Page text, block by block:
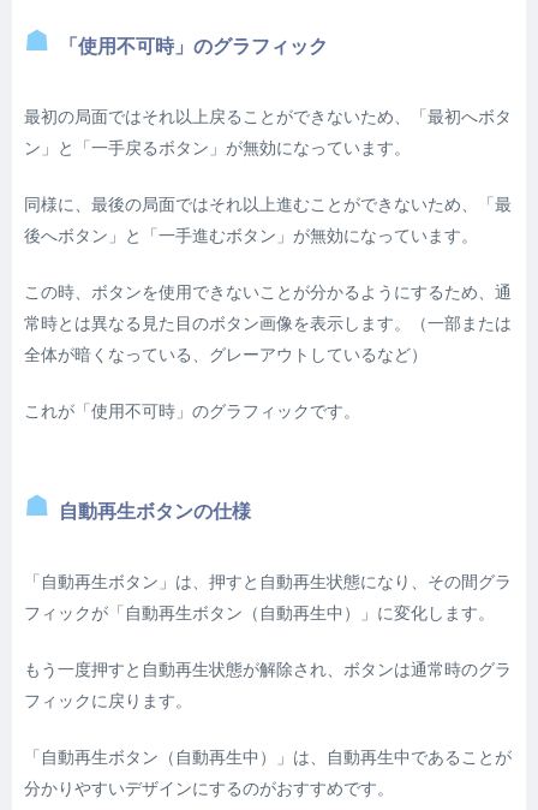
「使用不可時」のグラフィック
最初の局面ではそれ以上戻ることができないため、「最初へボタ
ン」と「一手戻るボタン」が無効になっています。
同様に、最後の局面ではそれ以上進むことができないため、「最
後へボタン」と「一手進むボタン」が無効になっています。
この時、ボタンを使用できないことが分かるようにするため、通
常時とは異なる見た目のボタン画像を表示します。（一部または
全体が暗くなっている、グレーアウトしているなど）
これが「使用不可時」のグラフィックです。
自動再生ボタンの仕様
「自動再生ボタン」は、押すと自動再生状態になり、その間グラ
フィックが「自動再生ボタン（自動再生中）」に変化します。
もう一度押すと自動再生状態が解除され、ボタンは通常時のグラ
フィックに戻ります。
「自動再生ボタン（自動再生中）」は、自動再生中であることが
分かりやすいデザインにするのがおすすめです。